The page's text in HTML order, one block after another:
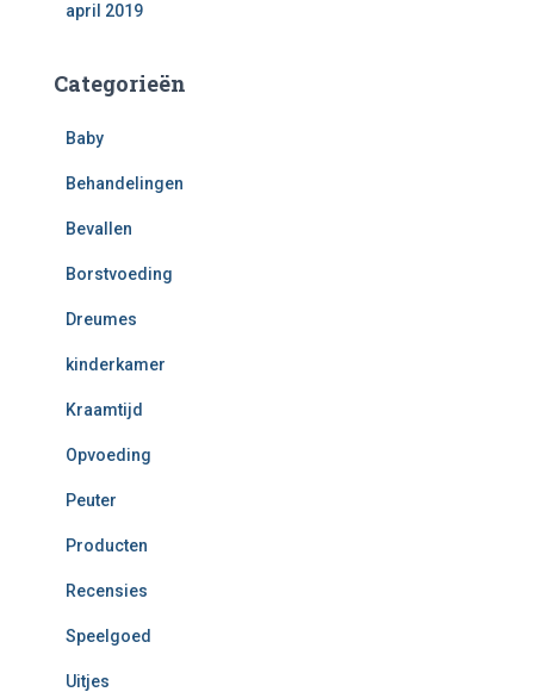
april 2019
Categorieën
Baby
Behandelingen
Bevallen
Borstvoeding
Dreumes
kinderkamer
Kraamtijd
Opvoeding
Peuter
Producten
Recensies
Speelgoed
Uitjes